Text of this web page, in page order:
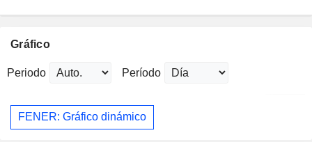
Gráfico
Periodo Período
FENER: Gráfico dinámico